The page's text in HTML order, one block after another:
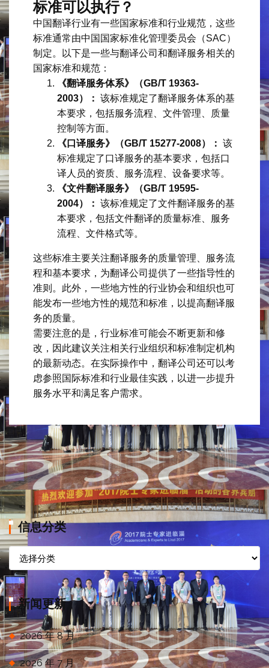
标准可以执行？
中国翻译行业有一些国家标准和行业规范，这些
标准通常由中国国家标准化管理委员会（SAC）
制定。以下是一些与翻译公司和翻译服务相关的
国家标准和规范：
《翻译服务体系》（GB/T 19363-
2003）： 该标准规定了翻译服务体系的基
本要求，包括服务流程、文件管理、质量
控制等方面。
《口译服务》（GB/T 15277-2008）： 该
标准规定了口译服务的基本要求，包括口
译人员的资质、服务流程、设备要求等。
《文件翻译服务》（GB/T 19595-
2004）： 该标准规定了文件翻译服务的基
本要求，包括文件翻译的质量标准、服务
流程、文件格式等。
这些标准主要关注翻译服务的质量管理、服务流
程和基本要求，为翻译公司提供了一些指导性的
准则。此外，一些地方性的行业协会和组织也可
能发布一些地方性的规范和标准，以提高翻译服
务的质量。
需要注意的是，行业标准可能会不断更新和修
改，因此建议关注相关行业组织和标准制定机构
的最新动态。在实际操作中，翻译公司还可以考
虑参照国际标准和行业最佳实践，以进一步提升
服务水平和满足客户需求。
信息分类
信
息
分
类新闻更新
2026 年 8 月
2026 年 7 月